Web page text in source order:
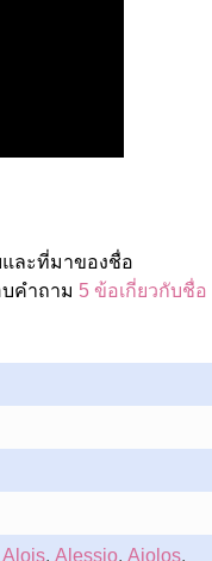
ละที่มาของชื่อ
คำถาม 5 ข้อเกี่ยวกับชื่อ
Alois, Alessio, Aiolos,